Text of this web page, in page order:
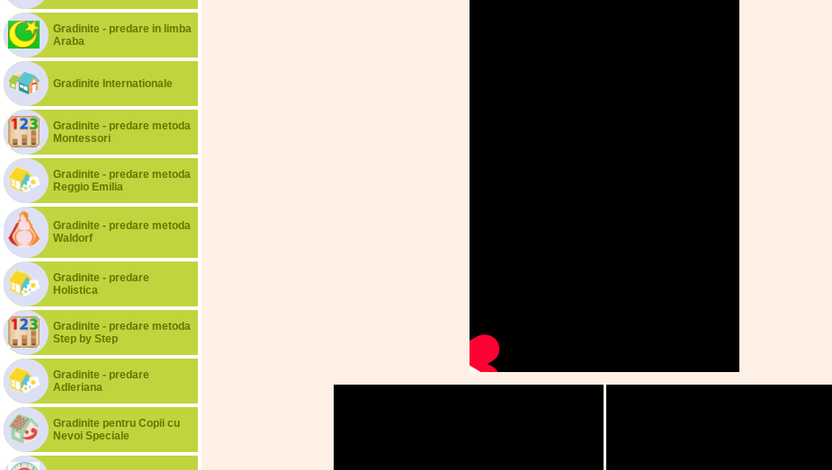
Gradinite - predare in limba
Araba
Gradinite Internationale
Gradinite - predare metoda
Montessori
Gradinite - predare metoda
Reggio Emilia
Gradinite - predare metoda
Waldorf
Gradinite - predare
Holistica
Gradinite - predare metoda
Step by Step
Gradinite - predare
Adleriana
Gradinite pentru Copii cu
Nevoi Speciale